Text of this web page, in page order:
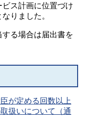
ス計画に位置づけ
りました。
る場合は届出書を
が定める回数以上
扱いについて（通